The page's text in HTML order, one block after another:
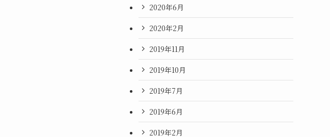
2020年6月
2020年2月
2019年11月
2019年10月
2019年7月
2019年6月
2019年2月